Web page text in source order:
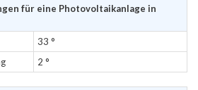
für eine Photovoltaikanlage in
33 °
2 °